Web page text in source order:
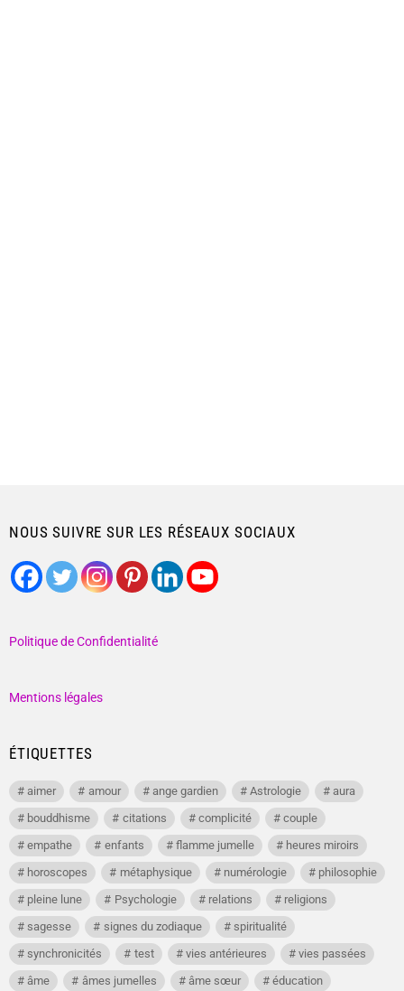
NOUS SUIVRE SUR LES RÉSEAUX SOCIAUX
Politique de Confidentialité
Mentions légales
ÉTIQUETTES
aimer amour ange gardien Astrologie
aura
bouddhisme
citations complicité
couple
empathe
enfants flamme jumelle
heures miroirs
horoscopes
métaphysique numérologie
philosophie
pleine lune
Psychologie relations
religions
sagesse
signes du zodiaque
spiritualité
synchronicités
test vies antérieures
vies passées
âme
âmes jumelles âme sœur éducation